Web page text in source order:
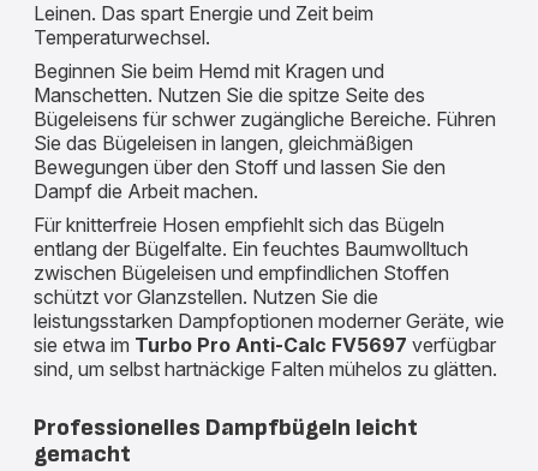
Leinen. Das spart Energie und Zeit beim
Temperaturwechsel.
Beginnen Sie beim Hemd mit Kragen und
Manschetten. Nutzen Sie die spitze Seite des
Bügeleisens für schwer zugängliche Bereiche. Führen
Sie das Bügeleisen in langen, gleichmäßigen
Bewegungen über den Stoff und lassen Sie den
Dampf die Arbeit machen.
Für knitterfreie Hosen empfiehlt sich das Bügeln
entlang der Bügelfalte. Ein feuchtes Baumwolltuch
zwischen Bügeleisen und empfindlichen Stoffen
schützt vor Glanzstellen. Nutzen Sie die
leistungsstarken Dampfoptionen moderner Geräte, wie
sie etwa im Turbo Pro Anti-Calc FV5697 verfügbar
sind, um selbst hartnäckige Falten mühelos zu glätten.
Professionelles Dampfbügeln leicht
gemacht